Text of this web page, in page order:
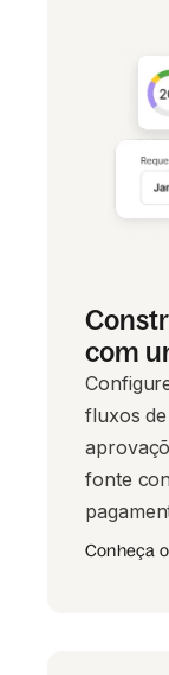
com
fluxos
fonte
Conheça o